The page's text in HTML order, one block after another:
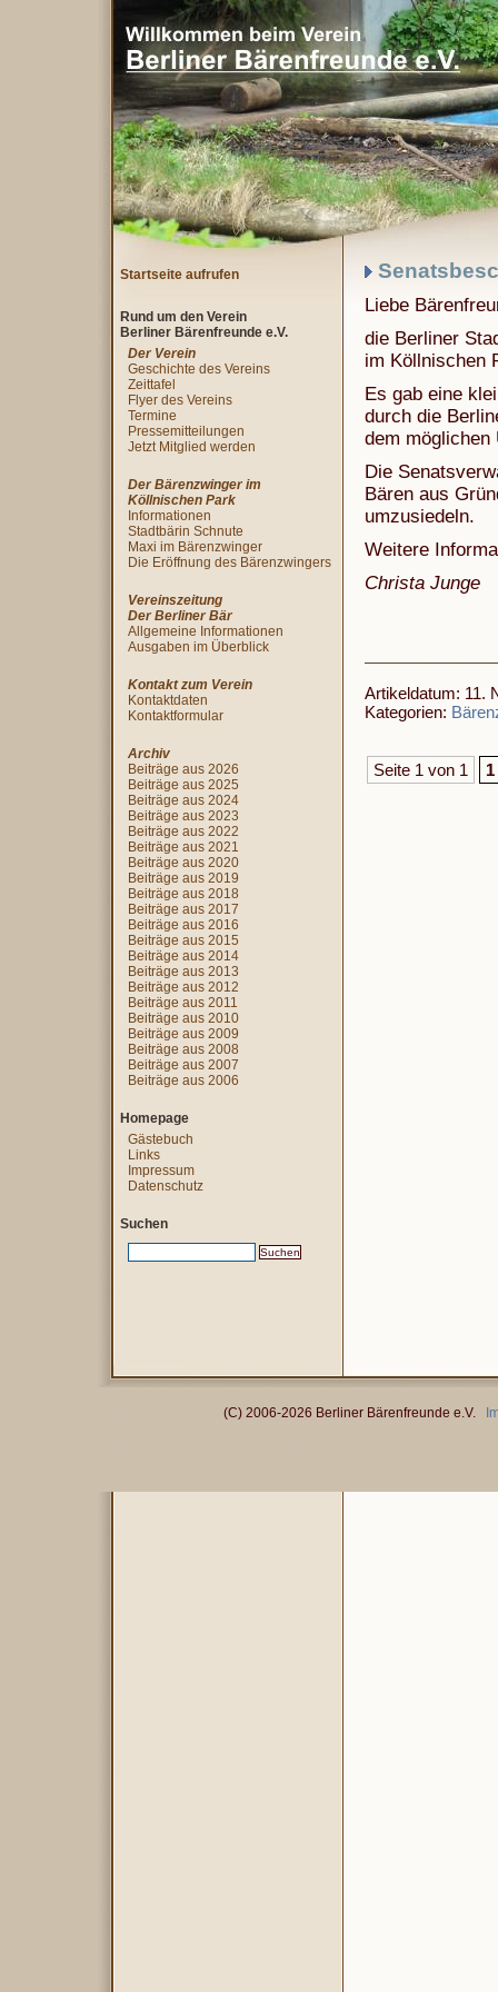
Liebe
die Berliner
im Köllnischen
Es gab eine
durch die
dem möglichen
Die
Bären aus
umzusiedeln.
Weitere
Christa Junge
Artikeldatum: 11.
Kategorien:
Seite 1 von 1 1
Startseite aufrufen
Rund um den Verein
Berliner Bärenfreunde e.V.
Der Verein
Geschichte des Vereins
Zeittafel
Flyer des Vereins
Termine
Pressemitteilungen
Jetzt Mitglied werden
Der Bärenzwinger im
Köllnischen Park
Informationen
Stadtbärin Schnute
Maxi im Bärenzwinger
Die Eröffnung des Bärenzwingers
Vereinszeitung
Der Berliner Bär
Allgemeine Informationen
Ausgaben im Überblick
Kontakt zum Verein
Kontaktdaten
Kontaktformular
Archiv
Beiträge aus 2026
Beiträge aus 2025
Beiträge aus 2024
Beiträge aus 2023
Beiträge aus 2022
Beiträge aus 2021
Beiträge aus 2020
Beiträge aus 2019
Beiträge aus 2018
Beiträge aus 2017
Beiträge aus 2016
Beiträge aus 2015
Beiträge aus 2014
Beiträge aus 2013
Beiträge aus 2012
Beiträge aus 2011
Beiträge aus 2010
Beiträge aus 2009
Beiträge aus 2008
Beiträge aus 2007
Beiträge aus 2006
Homepage
Gästebuch
Links
Impressum
Datenschutz
Suchen
(C) 2006-2026 Berliner Bärenfreunde e.V.